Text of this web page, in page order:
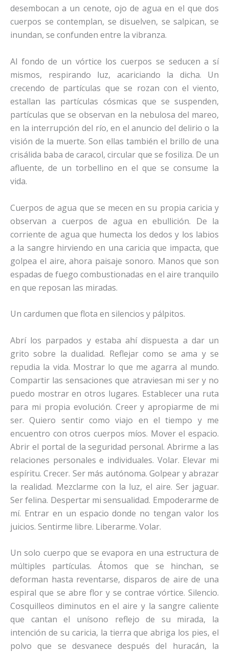
desembocan a un cenote, ojo de agua en el que dos
cuerpos se contemplan, se disuelven, se salpican, se
inundan, se confunden entre la vibranza.
Al fondo de un vórtice los cuerpos se seducen a sí
mismos, respirando luz, acariciando la dicha. Un
crecendo de partículas que se rozan con el viento,
estallan las partículas cósmicas que se suspenden,
partículas que se observan en la nebulosa del mareo,
en la interrupción del río, en el anuncio del delirio o la
visión de la muerte. Son ellas también el brillo de una
crisálida baba de caracol, circular que se fosiliza. De un
afluente, de un torbellino en el que se consume la
vida.
Cuerpos de agua que se mecen en su propia caricia y
observan a cuerpos de agua en ebullición. De la
corriente de agua que humecta los dedos y los labios
a la sangre hirviendo en una caricia que impacta, que
golpea el aire, ahora paisaje sonoro. Manos que son
espadas de fuego combustionadas en el aire tranquilo
en que reposan las miradas.
Un cardumen que flota en silencios y pálpitos.
Abrí los parpados y estaba ahí dispuesta a dar un
grito sobre la dualidad. Reflejar como se ama y se
repudia la vida. Mostrar lo que me agarra al mundo.
Compartir las sensaciones que atraviesan mi ser y no
puedo mostrar en otros lugares. Establecer una ruta
para mi propia evolución. Creer y apropiarme de mi
ser. Quiero sentir como viajo en el tiempo y me
encuentro con otros cuerpos míos. Mover el espacio.
Abrir el portal de la seguridad personal. Abrirme a las
relaciones personales e individuales. Volar. Elevar mi
espíritu. Crecer. Ser más autónoma. Golpear y abrazar
la realidad. Mezclarme con la luz, el aire. Ser jaguar.
Ser felina. Despertar mi sensualidad. Empoderarme de
mí. Entrar en un espacio donde no tengan valor los
juicios. Sentirme libre. Liberarme. Volar.
Un solo cuerpo que se evapora en una estructura de
múltiples partículas. Átomos que se hinchan, se
deforman hasta reventarse, disparos de aire de una
espiral que se abre flor y se contrae vórtice. Silencio.
Cosquilleos diminutos en el aire y la sangre caliente
que cantan el unísono reflejo de su mirada, la
intención de su caricia, la tierra que abriga los pies, el
polvo que se desvanece después del huracán, la